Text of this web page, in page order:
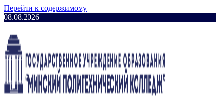
Перейти к содержимому
08.08.2026